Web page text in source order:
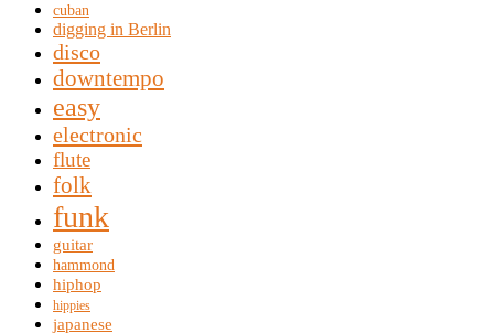
cuban
digging in Berlin
disco
downtempo
easy
electronic
flute
folk
funk
guitar
hammond
hiphop
hippies
japanese